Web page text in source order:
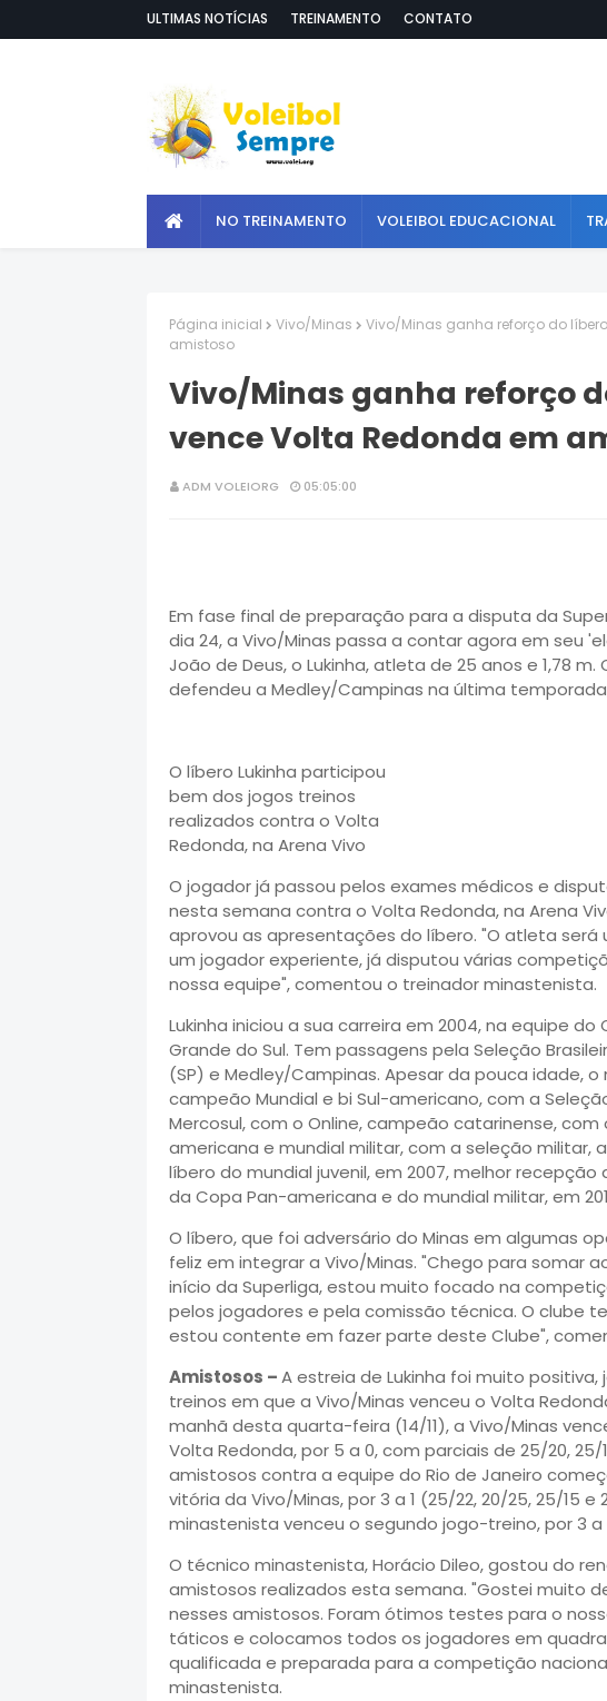
ULTIMAS NOTÍCIAS TREINAMENTO CONTATO
NO TREINAMENTO VOLEIBOL EDUCACIONAL
Página inicial Vivo/Minas
Vivo/Minas ganha reforço do
amistoso
Vivo/Minas ganha reforço
vence Volta Redonda em
ADM VOLEIORG 05:05:00
Em fase final de preparação para a disputa da
dia 24, a Vivo/Minas passa a contar agora em seu
João de Deus, o Lukinha, atleta de 25 anos e 1,78
defendeu a Medley/Campinas na última
O líbero Lukinha participou
bem dos jogos treinos
realizados contra o Volta
Redonda, na Arena Vivo
O jogador já passou pelos exames médicos e
nesta semana contra o Volta Redonda, na Arena
aprovou as apresentações do líbero. "O atleta será
um jogador experiente, já disputou várias
nossa equipe", comentou o treinador minastenista.
Lukinha iniciou a sua carreira em 2004, na equipe do
Grande do Sul. Tem passagens pela Seleção
(SP) e Medley/Campinas. Apesar da pouca idade,
campeão Mundial e bi Sul-americano, com a
Mercosul, com o Online, campeão catarinense,
americana e mundial militar, com a seleção militar,
líbero do mundial juvenil, em 2007, melhor
da Copa Pan-americana e do mundial militar, em
O líbero, que foi adversário do Minas em algumas
feliz em integrar a Vivo/Minas. "Chego para somar
início da Superliga, estou muito focado na
pelos jogadores e pela comissão técnica. O clube
estou contente em fazer parte deste Clube",
Amistosos –A estreia de Lukinha foi muito
treinos em que a Vivo/Minas venceu o Volta
manhã desta quarta-feira (14/11), a Vivo/Minas
Volta Redonda, por 5 a 0, com parciais de 25/20, 25/
amistosos contra a equipe do Rio de Janeiro
vitória da Vivo/Minas, por 3 a 1 (25/22, 20/25, 25/15
minastenista venceu o segundo jogo-treino, por 3 a
O técnico minastenista, Horácio Dileo, gostou do
amistosos realizados esta semana. "Gostei muito
nesses amistosos. Foram ótimos testes para o
táticos e colocamos todos os jogadores em
qualificada e preparada para a competição
minastenista.